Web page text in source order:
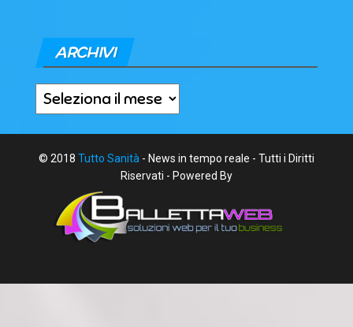
ARCHIVI
Archivi
© 2018 Tutto Sanità - News in tempo reale - Tutti i Diritti
Riservati - Powered By